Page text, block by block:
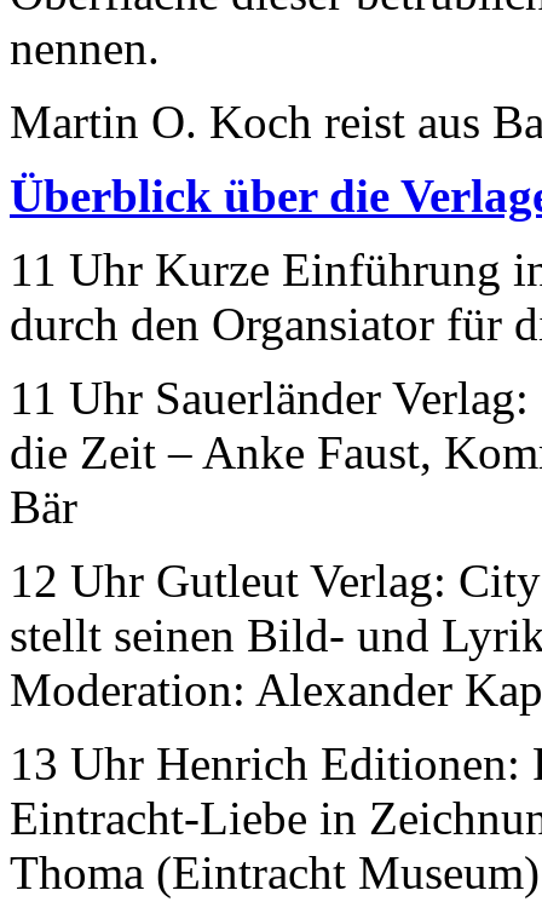
nennen.
Martin O. Koch reist aus
Überblick über die
11 Uhr Kurze Einführung
durch den Organsiator für
11 Uhr Sauerländer
die Zeit – Anke Faust,
Bär
12 Uhr Gutleut Verlag:
stellt seinen Bild- und
Moderation: Alexander
13 Uhr Henrich Editionen:
Eintracht-Liebe in
Thoma (Eintracht Museum)